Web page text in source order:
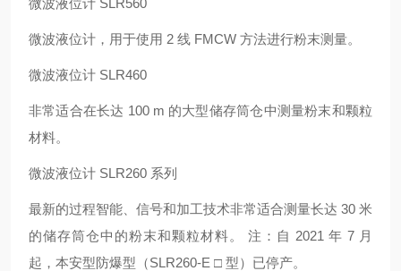
微波液位计 SLR560
微波液位计，用于使用 2 线 FMCW 方法进行粉末测量。
微波液位计 SLR460
非常适合在长达 100 m 的大型储存筒仓中测量粉末和颗粒
材料。
微波液位计 SLR260 系列
最新的过程智能、信号和加工技术非常适合测量长达 30 米
的储存筒仓中的粉末和颗粒材料。 注：自 2021 年 7 月
起，本安型防爆型（SLR260-E □ 型）已停产。